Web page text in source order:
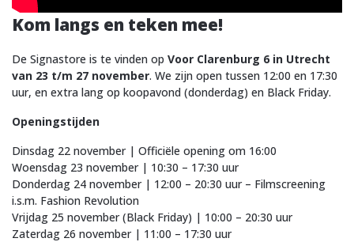
Kom langs en teken mee!
De Signastore is te vinden op Voor Clarenburg 6 in Utrecht
van 23 t/m 27 november. We zijn open tussen 12:00 en 17:30
uur, en extra lang op koopavond (donderdag) en Black Friday.
Openingstijden
Dinsdag 22 november | Officiële opening om 16:00
Woensdag 23 november | 10:30 – 17:30 uur
Donderdag 24 november | 12:00 – 20:30 uur – Filmscreening
i.s.m. Fashion Revolution
Vrijdag 25 november (Black Friday) | 10:00 – 20:30 uur
Zaterdag 26 november | 11:00 – 17:30 uur